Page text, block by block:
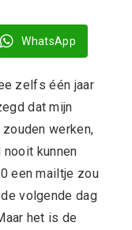
WhatsApp
zelfs één jaar
dat mijn
werken,
kunnen
een mailtje zou
volgende dag
het is de